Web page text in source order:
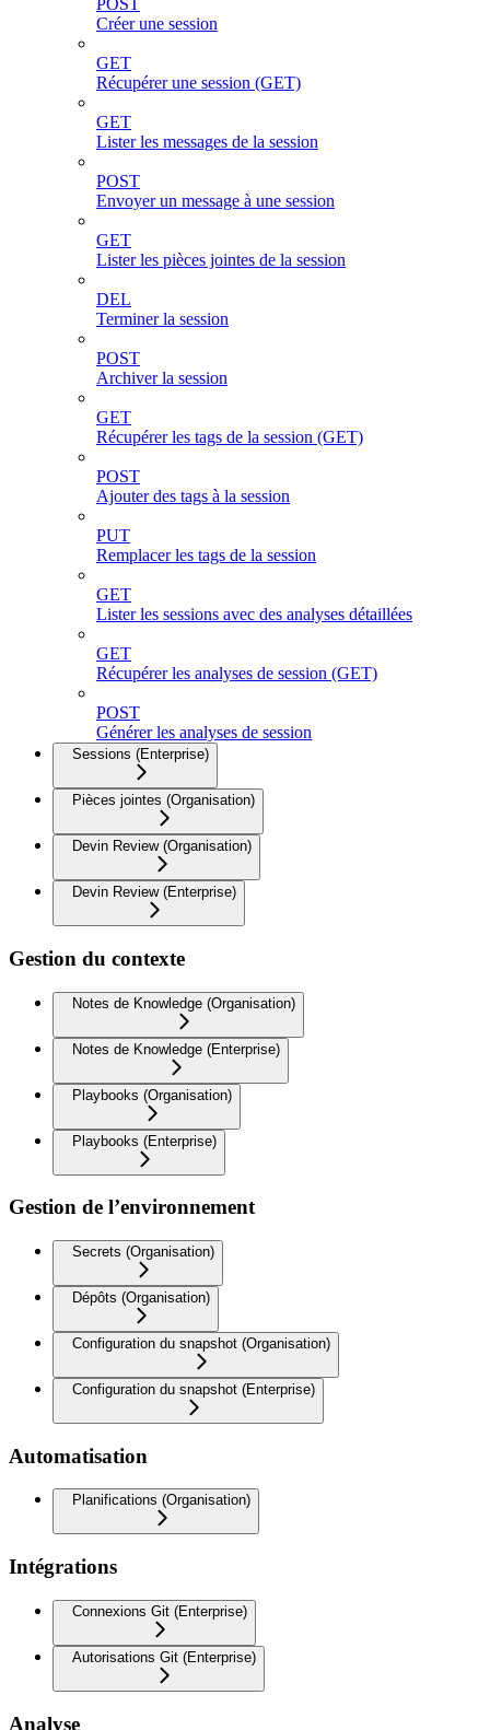
POST
Créer une session
GET
Récupérer une session (GET)
GET
Lister les messages de la session
POST
Envoyer un message à une session
GET
Lister les pièces jointes de la session
DEL
Terminer la session
POST
Archiver la session
GET
Récupérer les tags de la session (GET)
POST
Ajouter des tags à la session
PUT
Remplacer les tags de la session
GET
Lister les sessions avec des analyses détaillées
GET
Récupérer les analyses de session (GET)
POST
Générer les analyses de session
Sessions (Enterprise)
Pièces jointes (Organisation)
Devin Review (Organisation)
Devin Review (Enterprise)
Gestion du contexte
Notes de Knowledge (Organisation)
Notes de Knowledge (Enterprise)
Playbooks (Organisation)
Playbooks (Enterprise)
Gestion de l’environnement
Secrets (Organisation)
Dépôts (Organisation)
Configuration du snapshot (Organisation)
Configuration du snapshot (Enterprise)
Automatisation
Planifications (Organisation)
Intégrations
Connexions Git (Enterprise)
Autorisations Git (Enterprise)
Analyse